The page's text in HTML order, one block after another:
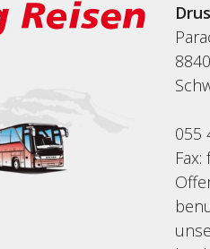
055
Fax: